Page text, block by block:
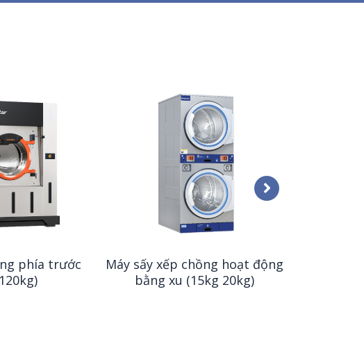
phía trước
Máy sấy xếp chồng hoạt động
bằng xu (15kg 20kg)